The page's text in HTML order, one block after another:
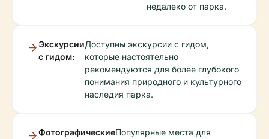
недалеко от парка.
Экскурсии
с гидом:
Доступны экскурсии с гидом,
которые настоятельно
рекомендуются для более глубокого
понимания природного и культурного
наследия парка.
ФотографическиеПопулярные места для